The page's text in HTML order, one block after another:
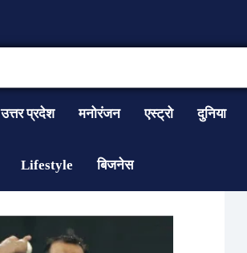
उत्तर प्रदेश मनोरंजन एस्ट्रो दुनिया
Lifestyle बिजनेस